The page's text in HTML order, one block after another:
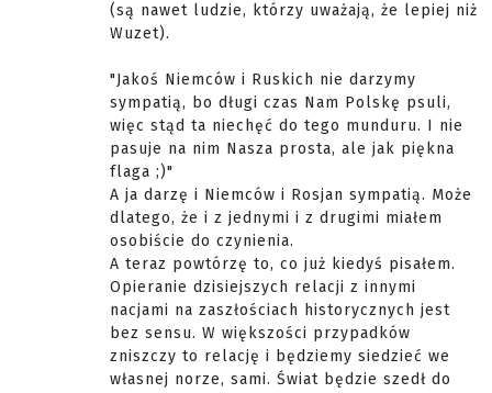
(są nawet ludzie, którzy uważają, że lepiej niż
Wuzet).
"Jakoś Niemców i Ruskich nie darzymy
sympatią, bo długi czas Nam Polskę psuli,
więc stąd ta niechęć do tego munduru. I nie
pasuje na nim Nasza prosta, ale jak piękna
flaga ;)"
A ja darzę i Niemców i Rosjan sympatią. Może
dlatego, że i z jednymi i z drugimi miałem
osobiście do czynienia.
A teraz powtórzę to, co już kiedyś pisałem.
Opieranie dzisiejszych relacji z innymi
nacjami na zaszłościach historycznych jest
bez sensu. W większości przypadków
zniszczy to relację i będziemy siedzieć we
własnej norze, sami. Świat będzie szedł do